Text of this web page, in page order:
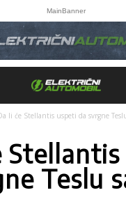
MainBanner
li će Stellantis uspeti da svrgne
Teslu